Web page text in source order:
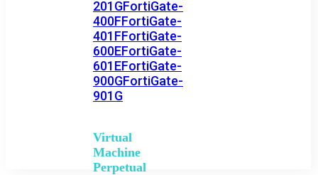
201GFortiGate-
400FFortiGate-
401FFortiGate-
600EFortiGate-
601EFortiGate-
900GFortiGate-
901G
Virtual
Machine
Perpetual